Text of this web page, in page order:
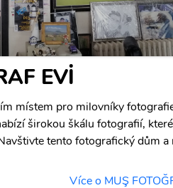
EVİ
místem pro milovníky
širokou škálu fotografií,
tento fotografický dům a
Více o MUŞ